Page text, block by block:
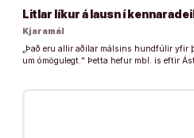
Litlar líkur á lausn í
Kjaramál
„Það eru all­ir aðilar máls­ins hund­fúl­ir
um ómögu­legt.“ Þetta hefur mbl. is eftir